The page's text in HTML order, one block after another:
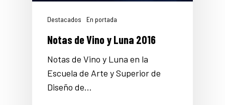
Destacados En portada
Notas de Vino y Luna 2016
Notas de Vino y Luna en la
Escuela de Arte y Superior de
Diseño de…